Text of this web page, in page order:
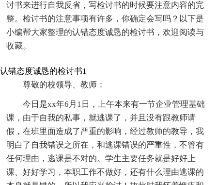
讨书来进行自我反省，写检讨书的时候要注意内容的完
整。检讨书的注意事项有许多，你确定会写吗？以下是
小编帮大家整理的认错态度诚恳的检讨书，欢迎阅读与
收藏。
认错态度诚恳的检讨书1
尊敬的校领导、教师：
今日是xx年6月1日，上午本来有一节企业管理基础
课，由于自我的私事，就逃课了，并且没有跟教师请
假，在班里面造成了严重的影响，经过教师的教导，我
明白了自我错误之所在，和逃课错误的严重性，不管有
任何理由，逃课是不对的。学生主要任务就是好好上
课、好好学习，本职工作不做好，还有什么理由逃课的